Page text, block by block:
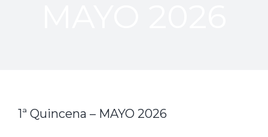
1ª Quincena – MAYO 2026